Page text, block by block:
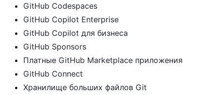
GitHub Codespaces
GitHub Copilot Enterprise
GitHub Copilot для бизнеса
GitHub Sponsors
Платные GitHub Marketplace приложения
GitHub Connect
Хранилище больших файлов Git